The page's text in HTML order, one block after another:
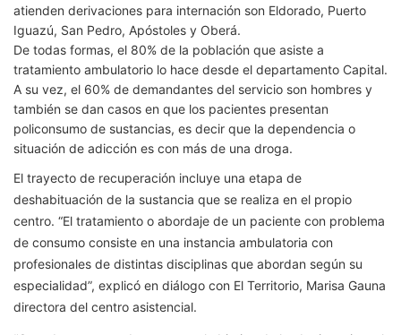
atienden derivaciones para internación son Eldorado, Puerto
Iguazú, San Pedro, Apóstoles y Oberá.
De todas formas, el 80% de la población que asiste a
tratamiento ambulatorio lo hace desde el departamento Capital.
A su vez, el 60% de demandantes del servicio son hombres y
también se dan casos en que los pacientes presentan
policonsumo de sustancias, es decir que la dependencia o
situación de adicción es con más de una droga.
El trayecto de recuperación incluye una etapa de
deshabituación de la sustancia que se realiza en el propio
centro. “El tratamiento o abordaje de un paciente con problema
de consumo consiste en una instancia ambulatoria con
profesionales de distintas disciplinas que abordan según su
especialidad”, explicó en diálogo con El Territorio, Marisa Gauna
directora del centro asistencial.